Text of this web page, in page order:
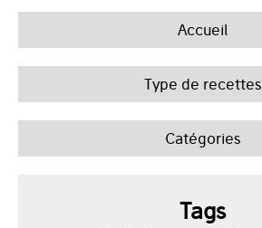
Accueil
Type de recettes
Catégories
Tags